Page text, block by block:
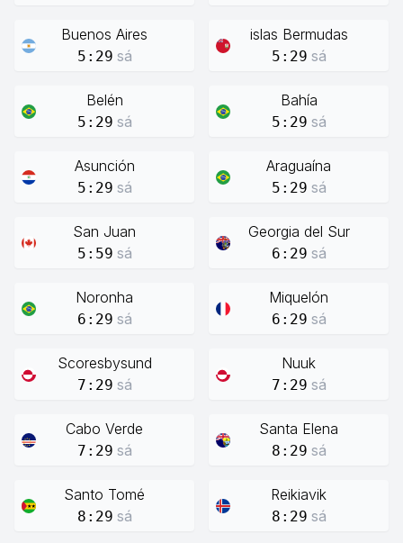
Buenos Aires
5:29 sá
islas Bermudas
5:29 sá
Belén
5:29 sá
Bahía
5:29 sá
Asunción
5:29 sá
Araguaína
5:29 sá
San Juan
5:59 sá
Georgia del Sur
6:29 sá
Noronha
6:29 sá
Miquelón
6:29 sá
Scoresbysund
7:29 sá
Nuuk
7:29 sá
Cabo Verde
7:29 sá
Santa Elena
8:29 sá
Santo Tomé
8:29 sá
Reikiavik
8:29 sá